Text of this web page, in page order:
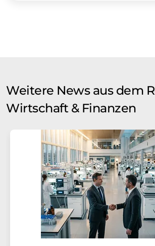
Weitere News aus dem
Wirtschaft & Finanzen